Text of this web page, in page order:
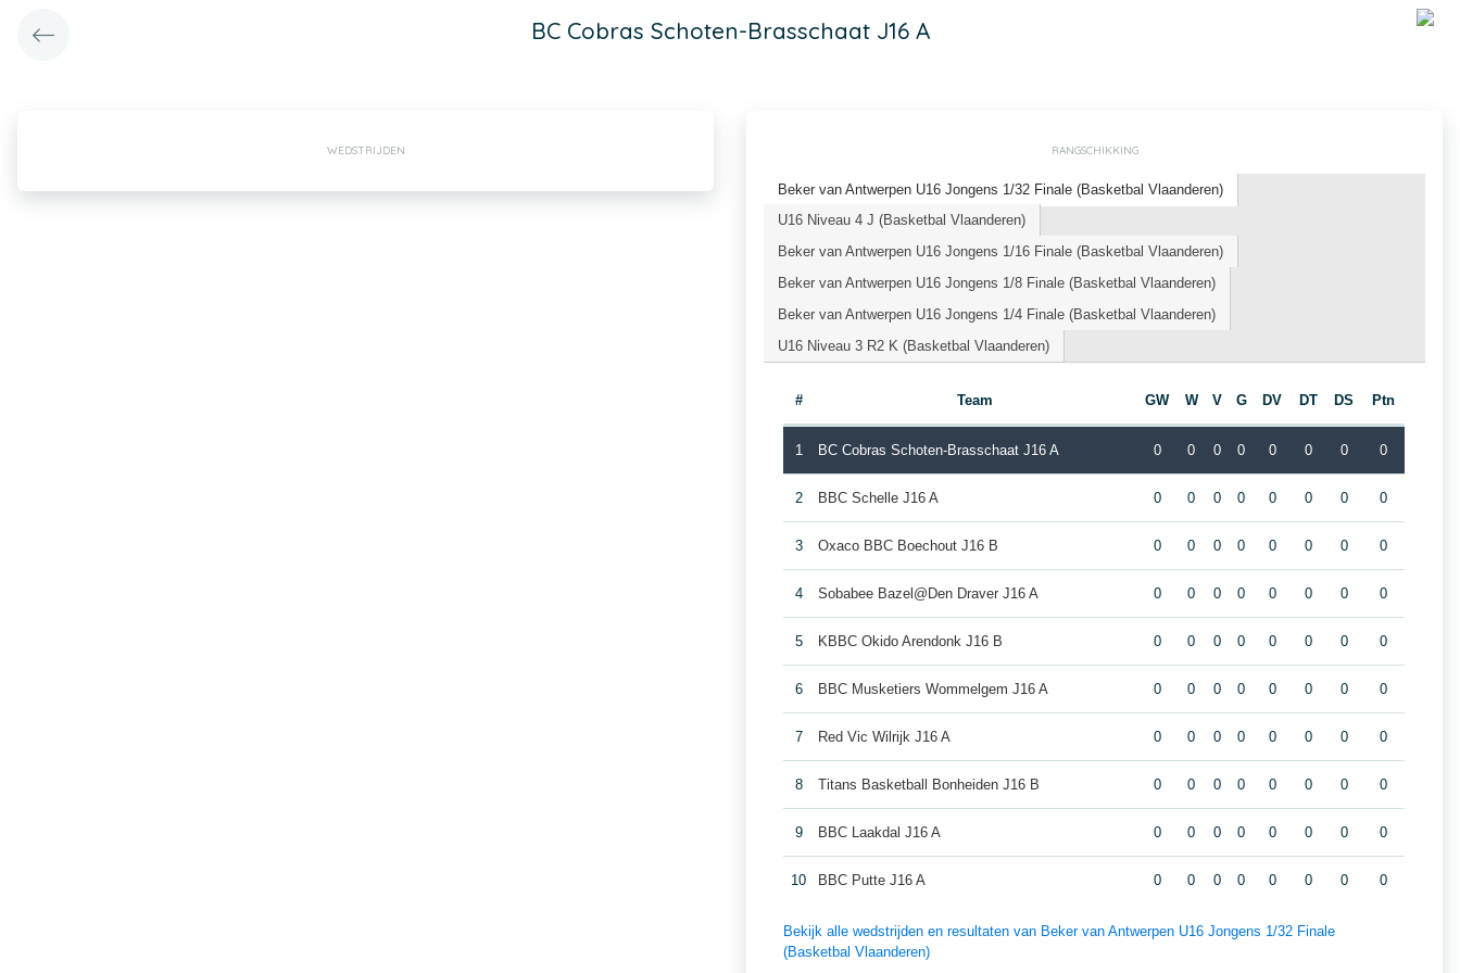
BC Cobras Schoten-Brasschaat J16 A
WEDSTRIJDEN RANGSCHIKKING
Beker van Antwerpen U16 Jongens 1/32 Finale (Basketbal Vlaanderen)
U16 Niveau 4 J (Basketbal Vlaanderen)
Beker van Antwerpen U16 Jongens 1/16 Finale (Basketbal Vlaanderen)
Beker van Antwerpen U16 Jongens 1/8 Finale (Basketbal Vlaanderen)
Beker van Antwerpen U16 Jongens 1/4 Finale (Basketbal Vlaanderen)
U16 Niveau 3 R2 K (Basketbal Vlaanderen)
# Team GW W V G DV DT DS Ptn
1 BC Cobras Schoten-Brasschaat J16 A 0 0 0 0 0 0 0 0
2 BBC Schelle J16 A 0 0 0 0 0 0 0 0
3 Oxaco BBC Boechout J16 B 0 0 0 0 0 0 0 0
4 Sobabee Bazel@Den Draver J16 A 0 0 0 0 0 0 0 0
5 KBBC Okido Arendonk J16 B 0 0 0 0 0 0 0 0
6 BBC Musketiers Wommelgem J16 A 0 0 0 0 0 0 0 0
7 Red Vic Wilrijk J16 A 0 0 0 0 0 0 0 0
8 Titans Basketball Bonheiden J16 B 0 0 0 0 0 0 0 0
9 BBC Laakdal J16 A 0 0 0 0 0 0 0 0
10 BBC Putte J16 A 0 0 0 0 0 0 0 0
Bekijk alle wedstrijden en resultaten van Beker van Antwerpen U16 Jongens 1/32 Finale
(Basketbal Vlaanderen)